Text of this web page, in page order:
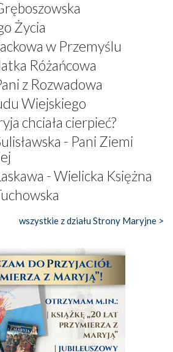
Życia
w Przemyślu
Różańcowa
z Rozwadowa
Wiejskiego
chciała cierpieć?
- Pani Ziemi
- Wielicka Księżna
wszystkie z działu Strony Maryjne >